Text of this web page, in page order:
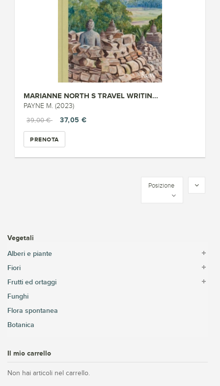
MARIANNE NORTH S TRAVEL WRITIN...
PAYNE M. (2023)
39,00 €
37,05 €
PRENOTA
Posizione
Vegetali
Alberi e piante
Fiori
Frutti ed ortaggi
Funghi
Flora spontanea
Botanica
Il mio carrello
Non hai articoli nel carrello.